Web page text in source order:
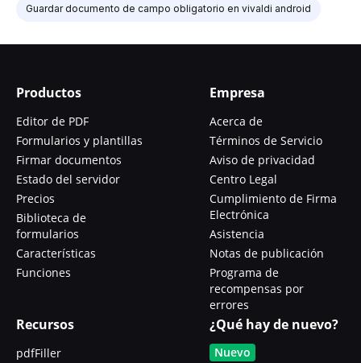
Guardar documento de campo obligatorio en vivaldi android
Productos
Editor de PDF
Formularios y plantillas
Firmar documentos
Estado del servidor
Precios
Biblioteca de
formularios
Características
Funciones
Empresa
Acerca de
Términos de Servicio
Aviso de privacidad
Centro Legal
Cumplimiento de Firma
Electrónica
Asistencia
Notas de publicación
Programa de
recompensas por
errores
Recursos
pdfFiller
¿Qué hay de nuevo?
Nuevo